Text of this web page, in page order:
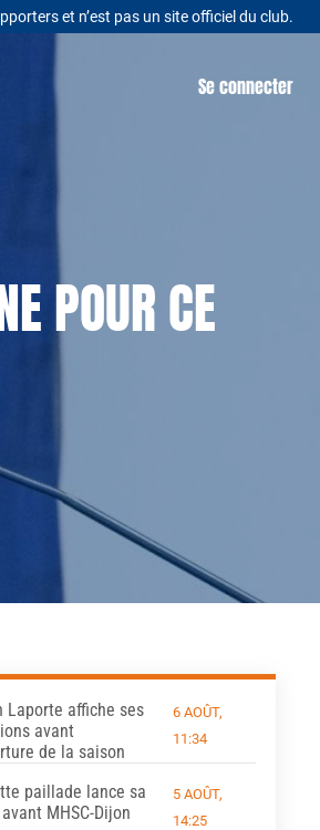
et n’est pas un site officiel du club.
Se connecter
POUR CE
Laporte affiche ses
avant
de la saison
6 AOÛT,
11:34
paillade lance sa
MHSC-Dijon
5 AOÛT,
14:25